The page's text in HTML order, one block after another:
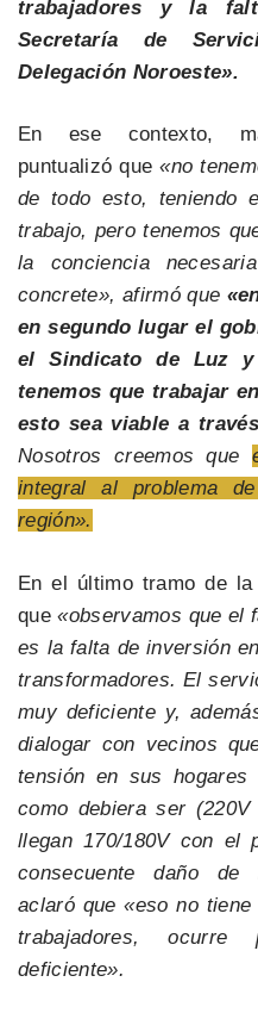
trabajadores y la
Secretaría de
Delegación Noroeste».
En ese contexto,
puntualizó que«no
de todo esto, teniendo
trabajo, pero tenemos
la conciencia
concrete», afirmó que
en segundo lugar el
el Sindicato de Luz
tenemos que trabajar
esto sea viable a
Nosotros creemos que
integral al problema
región».
En el último tramo de
que «observamos que el
es la falta de inversión
transformadores. El
muy deficiente y,
dialogar con vecinos
tensión en sus
como debiera ser
llegan 170/180V con el
consecuente daño de
aclaró que «eso no
trabajadores,
deficiente».